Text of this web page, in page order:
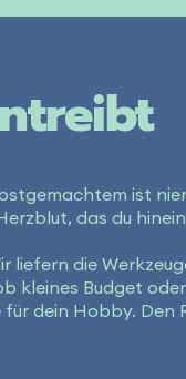
ist
das du
liefern die
kleines Budget
dein Hobby. Den